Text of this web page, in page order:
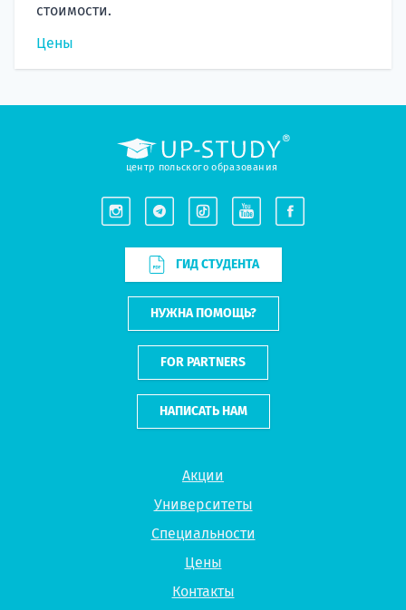
стоимости.
Цены
Акции
Университеты
Специальности
Цены
Контакты
центр польского образования
ГИД СТУДЕНТА
НУЖНА ПОМОЩЬ?
FOR PARTNERS
НАПИСАТЬ НАМ